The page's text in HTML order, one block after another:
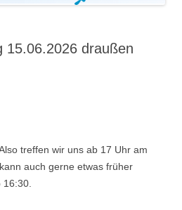
15.06.2026 draußen
treffen wir uns ab 17 Uhr am
auch gerne etwas früher